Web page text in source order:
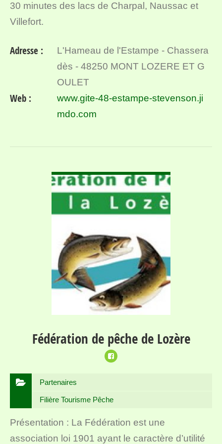
30 minutes des lacs de Charpal, Naussac et
Villefort.
Adresse :
L'Hameau de l'Estampe - Chassera
dès - 48250 MONT LOZERE ET G
OULET
Web :
www.gite-48-estampe-stevenson.ji
mdo.com
Fédération de pêche de Lozère
Partenaires
Filière Tourisme Pêche
Présentation : La Fédération est une
association loi 1901 ayant le caractère d’utilité